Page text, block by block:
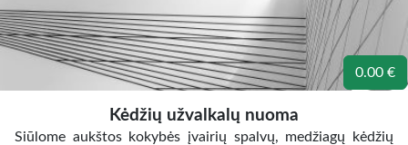
0.00 €
Kėdžių užvalkalų nuoma
Siūlome aukštos kokybės įvairių spalvų, medžiagų kėdžių